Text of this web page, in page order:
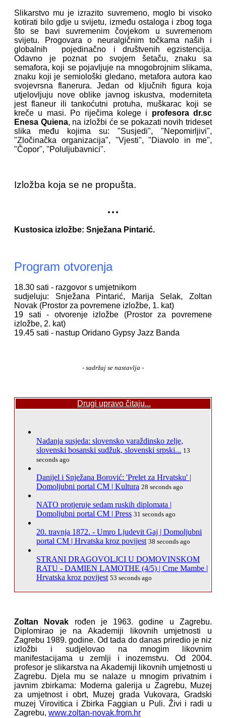
Slikarstvo mu je izrazito suvremeno, moglo bi visoko
kotirati bilo gdje u svijetu, između ostaloga i zbog toga
što se bavi suvremenim čovjekom u suvremenom
svijetu. Progovara o neuralgičnim točkama naših i
globalnih pojedinačno i društvenih egzistencija.
Odavno je poznat po svojem šetaču, znaku sa
semafora, koji se pojavljuje na mnogobrojnim slikama,
znaku koji je semiološki gledano, metafora autora kao
svojevrsna flanerura. Jedan od ključnih figura koja
utjelovljuju nove oblike javnog iskustva, moderniteta
jest flaneur ili tankoćutni protuha, muškarac koji se
kreče u masi. Po riječima kolege i profesora dr.sc
Enesa Quiena, na izložbi će se pokazati novih trideset
slika među kojima su: "Susjedi", "Nepomirljivi",
"Zločinačka organizacija", "Vjesti", "Diavolo in me",
"Čopor", "Poluljubavnici".
Izložba koja se ne propušta.
...
Kustosica izložbe: Snježana Pintarić.
Program otvorenja
18.30 sati - razgovor s umjetnikom
sudjeluju: Snježana Pintarić, Marija Selak, Zoltan
Novak (Prostor za povremene izložbe, 1. kat)
19 sati - otvorenje izložbe (Prostor za povremene
izložbe, 2. kat)
19.45 sati - nastup Oridano Gypsy Jazz Banda
- sadržaj se nastavlja -
Drugi upravo čitaju...
Nadanja susjeda: slovensko varaždinsko zelje,
slovenski bosanski sudžuk, slovenski srpski... 13
seconds ago
Danijel i Snježana Borović: 'Prelet za Hrvatsku' |
Domoljubni portal CM | Kultura 28 seconds ago
NATO protjeruje sedam ruskih diplomata |
Domoljubni portal CM | Press 31 seconds ago
20. travnja 1872. - Umro Ljudevit Gaj | Domoljubni
portal CM | Hrvatska kroz povijest 38 seconds ago
STRANI DRAGOVOLJCI U DOMOVINSKOM
RATU - DAMIEN LAMOTHE (4/5) | Crne Mambe |
Hrvatska kroz povijest 53 seconds ago
Zoltan Novak rođen je 1963. godine u Zagrebu.
Diplomirao je na Akademiji likovnih umjetnosti u
Zagrebu 1989. godine. Od tada do danas priredio je niz
izložbi i sudjelovao na mnogim likovnim
manifestacijama u zemlji i inozemstvu. Od 2004.
profesor je slikarstva na Akademiji likovnih umjetnosti u
Zagrebu. Djela mu se nalaze u mnogim privatnim i
javnim zbirkama: Moderna galerija u Zagrebu, Muzej
za umjetnost i obrt, Muzej grada Vukovara, Gradski
muzej Virovitica i Zbirka Faggian u Puli. Živi i radi u
Zagrebu, www.zoltan-novak.from.hr